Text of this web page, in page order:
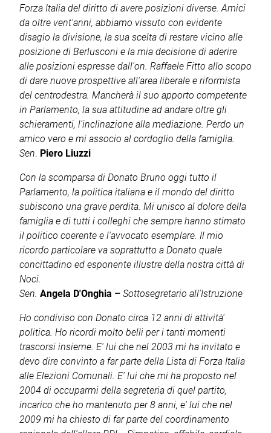
Forza Italia del diritto di avere posizioni diverse. Amici
da oltre vent'anni, abbiamo vissuto con evidente
disagio la divisione, la sua scelta di restare vicino alle
posizione di Berlusconi e la mia decisione di aderire
alle posizioni espresse dall'on. Raffaele Fitto allo scopo
di dare nuove prospettive all'area liberale e riformista
del centrodestra. Mancherà il suo apporto competente
in Parlamento, la sua attitudine ad andare oltre gli
schieramenti, l'inclinazione alla mediazione. Perdo un
amico vero e mi associo al cordoglio della famiglia.
Sen. Piero Liuzzi
Con la scomparsa di Donato Bruno oggi tutto il
Parlamento, la politica italiana e il mondo del diritto
subiscono una grave perdita. Mi unisco al dolore della
famiglia e di tutti i colleghi che sempre hanno stimato
il politico coerente e l'avvocato esemplare. Il mio
ricordo particolare va soprattutto a Donato quale
concittadino ed esponente illustre della nostra città di
Noci.
Sen. Angela D'Onghia – Sottosegretario all'Istruzione
Ho condiviso con Donato circa 12 anni di attività'
politica. Ho ricordi molto belli per i tanti momenti
trascorsi insieme. E' lui che nel 2003 mi ha invitato e
devo dire convinto a far parte della Lista di Forza Italia
alle Elezioni Comunali. E' lui che mi ha proposto nel
2004 di occuparmi della segreteria di quel partito,
incarico che ho mantenuto per 8 anni, e' lui che nel
2009 mi ha chiesto di far parte del coordinamento